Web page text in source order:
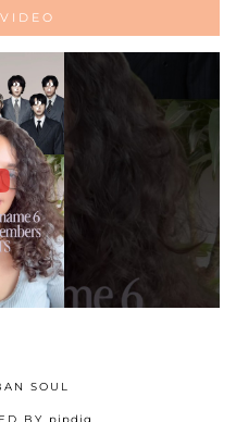
SOUL